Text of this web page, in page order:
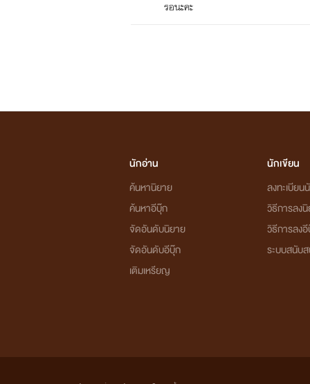
รอนะคะ
นักอ่าน
ค้นหานิยาย
ค้นหาอีบุ๊ก
จัดอันดับนิยาย
จัดอันดับอีบุ๊ก
เติมเหรียญ
นักเขียน
ลงทะเบียน
วิธีการลง
วิธีการลง
ระบบสนับ